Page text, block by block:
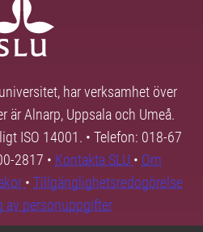
har verksamhet över
är Alnarp, Uppsala och Umeå.
ISO 14001. • Telefon: 018-67
2817 • Kontakta SLU • Om
• Tillgänglighetsredogörelse
av personuppgifter